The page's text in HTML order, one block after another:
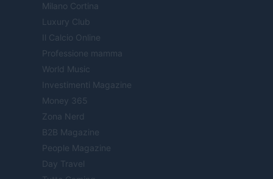
Milano Cortina
Luxury Club
Il Calcio Online
Professione mamma
World Music
Investimenti Magazine
Money 365
Zona Nerd
B2B Magazine
People Magazine
Day Travel